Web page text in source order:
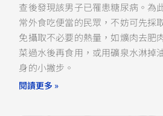
查後發現該男子已罹患糖尿病。為
常外食吃便當的民眾，不妨可先採
免攝取不必要的熱量，如爌肉去肥
菜過水後再食用，或用礦泉水淋掉
身的小撇步。
閱讀更多 »